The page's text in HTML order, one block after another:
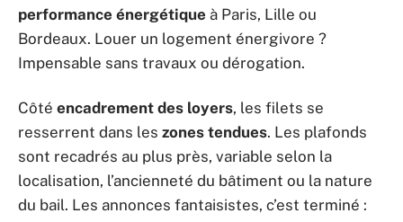
performance énergétique à Paris, Lille ou
Bordeaux. Louer un logement énergivore ?
Impensable sans travaux ou dérogation.
Côté encadrement des loyers, les filets se
resserrent dans les zones tendues. Les plafonds
sont recadrés au plus près, variable selon la
localisation, l’ancienneté du bâtiment ou la nature
du bail. Les annonces fantaisistes, c’est terminé :